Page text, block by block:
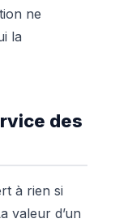
ne
la
des
à rien si
valeur d’un